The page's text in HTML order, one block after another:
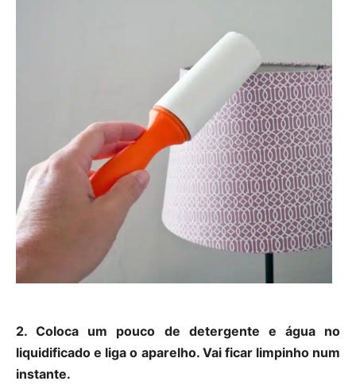
2. Coloca um pouco de detergente e água no
liquidificado e liga o aparelho. Vai ficar limpinho num
instante.